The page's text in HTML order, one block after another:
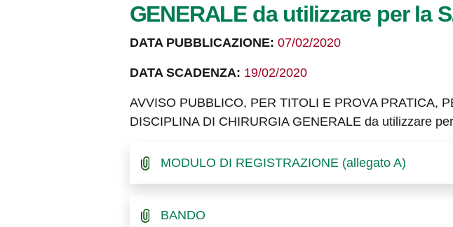
GENERALE da utilizzare per la
DATA PUBBLICAZIONE: 07/02/2020
DATA SCADENZA: 19/02/2020
AVVISO PUBBLICO, PER TITOLI E PROVA PRATICA,
DISCIPLINA DI CHIRURGIA GENERALE da utilizzare
MODULO DI REGISTRAZIONE (allegato A)
BANDO